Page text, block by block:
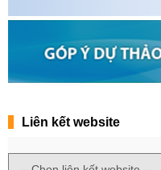
Liên kết website